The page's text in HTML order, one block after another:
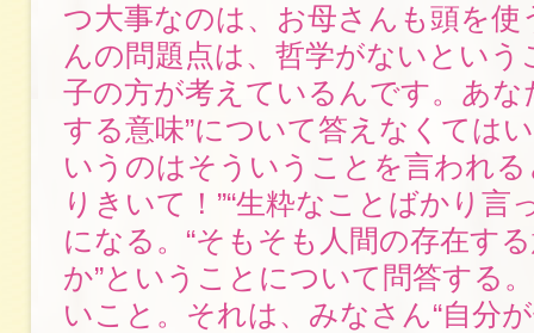
つ大事なのは、お母さんも頭を使
んの問題点は、哲学がないという
子の方が考えているんです。あな
する意味”について答えなくては
いうのはそういうことを言われる
りきいて！”“生粋なことばかり言
になる。“そもそも人間の存在す
か”ということについて問答する
いこと。それは、みなさん“自分